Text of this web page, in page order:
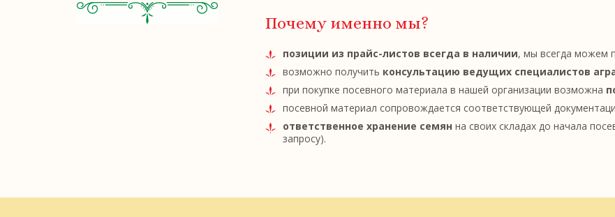
Почему именно мы?
позиции из прайс-листов всегда в наличии, мы всегда можем
возможно получить консультацию ведущих специалистов
при покупке посевного материала в нашей организации возможна
посевной материал сопровождается соответствующей
ответственное хранение семян на своих складах до начала
запросу).